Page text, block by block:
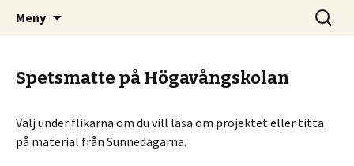
Matematik i Olofström
– din infosida för matematik i Olofström
Meny
Sök
efter:
Spetsmatte på Högavångskolan
Välj under flikarna om du vill läsa om projektet eller titta
på material från Sunnedagarna.